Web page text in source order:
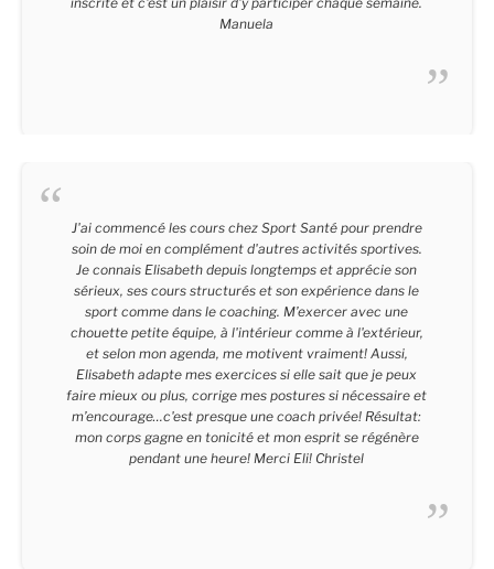
Manuela
J'ai commencé les cours chez Sport Santé pour prendre
soin de moi en complément d'autres activités sportives.
Je connais Elisabeth depuis longtemps et apprécie son
sérieux, ses cours structurés et son expérience dans le
sport comme dans le coaching. M’exercer avec une
chouette petite équipe, à l'intérieur comme à l'extérieur,
et selon mon agenda, me motivent vraiment! Aussi,
Elisabeth adapte mes exercices si elle sait que je peux
faire mieux ou plus, corrige mes postures si nécessaire et
m’encourage…c'est presque une coach privée! Résultat:
mon corps gagne en tonicité et mon esprit se régénère
pendant une heure! Merci Eli! Christel